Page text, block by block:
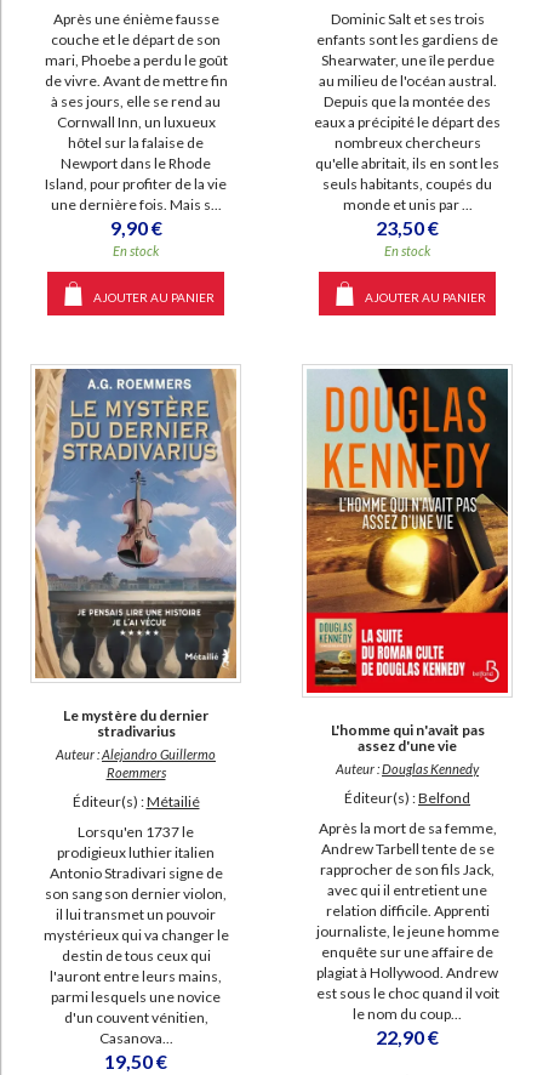
Après une énième fausse
couche et le départ de son
mari, Phoebe a perdu le goût
de vivre. Avant de mettre fin
à ses jours, elle se rend au
Cornwall Inn, un luxueux
hôtel sur la falaise de
Newport dans le Rhode
Island, pour profiter de la vie
une dernière fois. Mais s...
9,90 €
En stock
AJOUTER AU PANIER
Dominic Salt et ses trois
enfants sont les gardiens de
Shearwater, une île perdue
au milieu de l'océan austral.
Depuis que la montée des
eaux a précipité le départ des
nombreux chercheurs
qu'elle abritait, ils en sont les
seuls habitants, coupés du
monde et unis par ...
23,50 €
En stock
AJOUTER AU PANIER
Le mystère du dernier
stradivarius
Auteur :Alejandro Guillermo
Roemmers
Éditeur(s) :Métailié
Lorsqu'en 1737 le
prodigieux luthier italien
Antonio Stradivari signe de
son sang son dernier violon,
il lui transmet un pouvoir
mystérieux qui va changer le
destin de tous ceux qui
l'auront entre leurs mains,
parmi lesquels une novice
d'un couvent vénitien,
Casanova...
19,50 €
L'homme qui n'avait pas
assez d'une vie
Auteur :Douglas Kennedy
Éditeur(s) :Belfond
Après la mort de sa femme,
Andrew Tarbell tente de se
rapprocher de son fils Jack,
avec qui il entretient une
relation difficile. Apprenti
journaliste, le jeune homme
enquête sur une affaire de
plagiat à Hollywood. Andrew
est sous le choc quand il voit
le nom du coup...
22,90 €